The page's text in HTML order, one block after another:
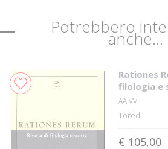
Potrebbero
anche...
Rationes
filologia e
AA.VV.
Tored
€ 105,00